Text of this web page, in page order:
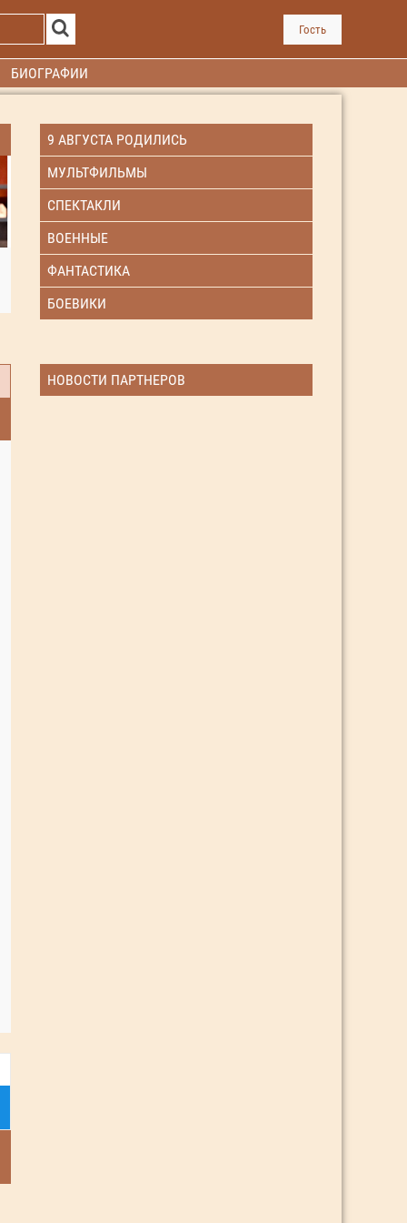
Гость
БИОГРАФИИ
9 АВГУСТА РОДИЛИСЬ
МУЛЬТФИЛЬМЫ
СПЕКТАКЛИ
ВОЕННЫЕ
ФАНТАСТИКА
БОЕВИКИ
НОВОСТИ ПАРТНЕРОВ